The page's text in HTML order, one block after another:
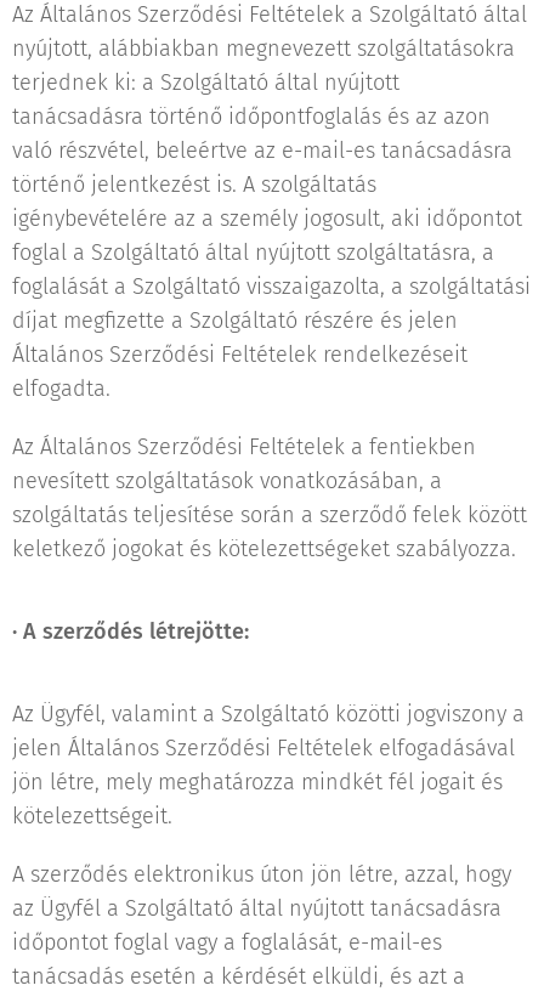
Az Általános Szerződési Feltételek a Szolgáltató által
nyújtott, alábbiakban megnevezett szolgáltatásokra
terjednek ki: a Szolgáltató által nyújtott
tanácsadásra történő időpontfoglalás és az azon
való részvétel, beleértve az e-mail-es tanácsadásra
történő jelentkezést is. A szolgáltatás
igénybevételére az a személy jogosult, aki időpontot
foglal a Szolgáltató által nyújtott szolgáltatásra, a
foglalását a Szolgáltató visszaigazolta, a szolgáltatási
díjat megfizette a Szolgáltató részére és jelen
Általános Szerződési Feltételek rendelkezéseit
elfogadta.
Az Általános Szerződési Feltételek a fentiekben
nevesített szolgáltatások vonatkozásában, a
szolgáltatás teljesítése során a szerződő felek között
keletkező jogokat és kötelezettségeket szabályozza.
· A szerződés létrejötte:
Az Ügyfél, valamint a Szolgáltató közötti jogviszony a
jelen Általános Szerződési Feltételek elfogadásával
jön létre, mely meghatározza mindkét fél jogait és
kötelezettségeit.
A szerződés elektronikus úton jön létre, azzal, hogy
az Ügyfél a Szolgáltató által nyújtott tanácsadásra
időpontot foglal vagy a foglalását, e-mail-es
tanácsadás esetén a kérdését elküldi, és azt a